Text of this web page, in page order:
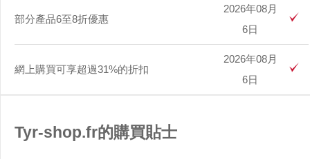
部分產品6至8折優惠
2026年08月
6日
網上購買可享超過31%的折扣
2026年08月
6日
Tyr-shop.fr的購買貼士